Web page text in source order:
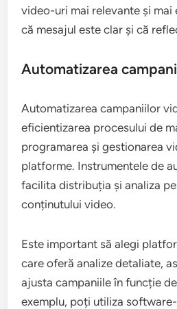
video-uri mai relevante și
că mesajul este clar și că
Automatizarea
Automatizarea campaniilor
eficientizarea procesului de
programarea și gestionarea
platforme. Instrumentele de
facilita distribuția și analiza
conținutului video.
Este important să alegi
care oferă analize detaliate,
ajusta campaniile în funcție
exemplu, poți utiliza